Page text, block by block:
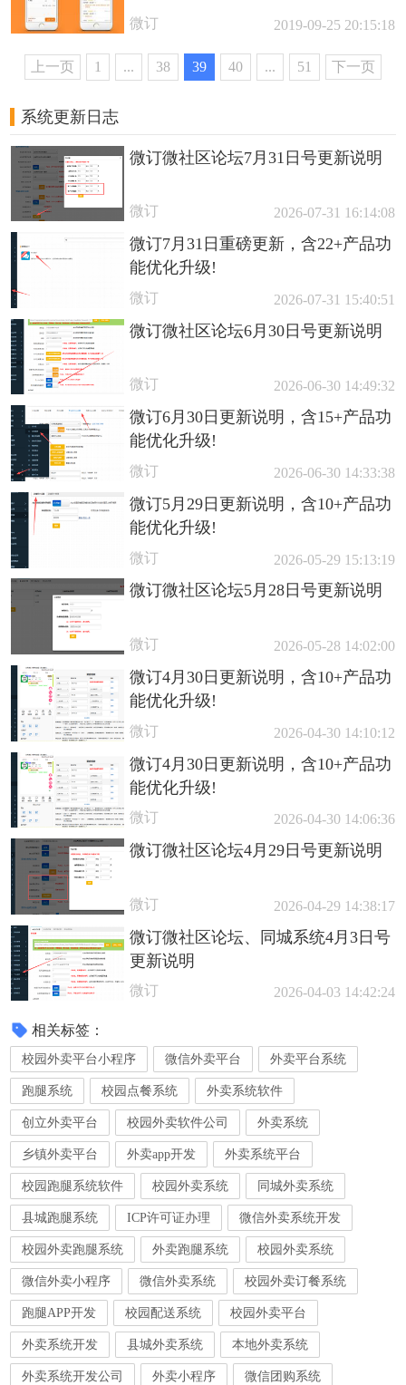
微订 2019-09-25 20:15:18
上一页 1 ... 38 39 40 ... 51 下一页
系统更新日志
微订微社区论坛7月31日号更新说明
微订 2026-07-31 16:14:08
微订7月31日重磅更新，含22+产品功
能优化升级!
微订 2026-07-31 15:40:51
微订微社区论坛6月30日号更新说明
微订 2026-06-30 14:49:32
微订6月30日更新说明，含15+产品功
能优化升级!
微订 2026-06-30 14:33:38
微订5月29日更新说明，含10+产品功
能优化升级!
微订 2026-05-29 15:13:19
微订微社区论坛5月28日号更新说明
微订 2026-05-28 14:02:00
微订4月30日更新说明，含10+产品功
能优化升级!
微订 2026-04-30 14:10:12
微订4月30日更新说明，含10+产品功
能优化升级!
微订 2026-04-30 14:06:36
微订微社区论坛4月29日号更新说明
微订 2026-04-29 14:38:17
微订微社区论坛、同城系统4月3日号
更新说明
微订 2026-04-03 14:42:24
相关标签：
校园外卖平台小程序 微信外卖平台 外卖平台系统
跑腿系统 校园点餐系统 外卖系统软件
创立外卖平台 校园外卖软件公司 外卖系统
乡镇外卖平台 外卖app开发 外卖系统平台
校园跑腿系统软件 校园外卖系统 同城外卖系统
县城跑腿系统 ICP许可证办理 微信外卖系统开发
校园外卖跑腿系统 外卖跑腿系统 校园外卖系统
微信外卖小程序 微信外卖系统 校园外卖订餐系统
跑腿APP开发 校园配送系统 校园外卖平台
外卖系统开发 县城外卖系统 本地外卖系统
外卖系统开发公司 外卖小程序 微信团购系统